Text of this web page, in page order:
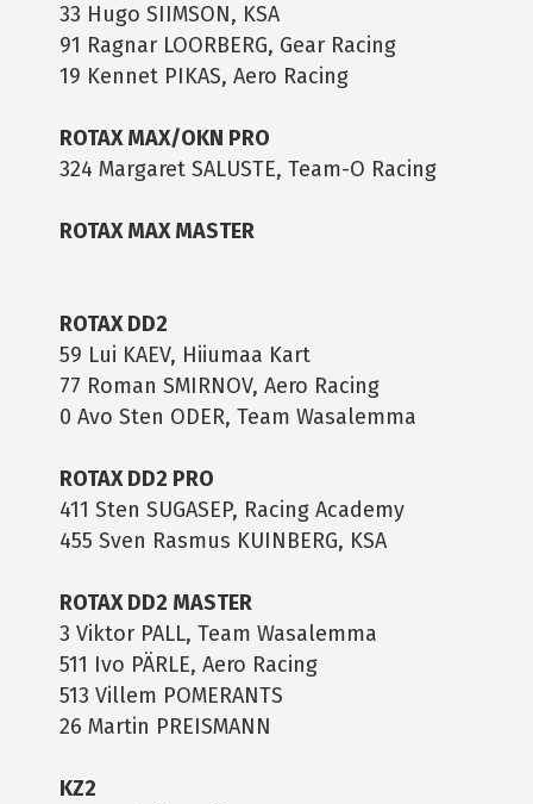
33 Hugo SIIMSON, KSA
91 Ragnar LOORBERG, Gear Racing
19 Kennet PIKAS, Aero Racing
ROTAX MAX/OKN PRO
324 Margaret SALUSTE, Team-O Racing
ROTAX MAX MASTER
ROTAX DD2
59 Lui KAEV, Hiiumaa Kart
77 Roman SMIRNOV, Aero Racing
0 Avo Sten ODER, Team Wasalemma
ROTAX DD2 PRO
411 Sten SUGASEP, Racing Academy
455 Sven Rasmus KUINBERG, KSA
ROTAX DD2 MASTER
3 Viktor PALL, Team Wasalemma
511 Ivo PÄRLE, Aero Racing
513 Villem POMERANTS
26 Martin PREISMANN
KZ2